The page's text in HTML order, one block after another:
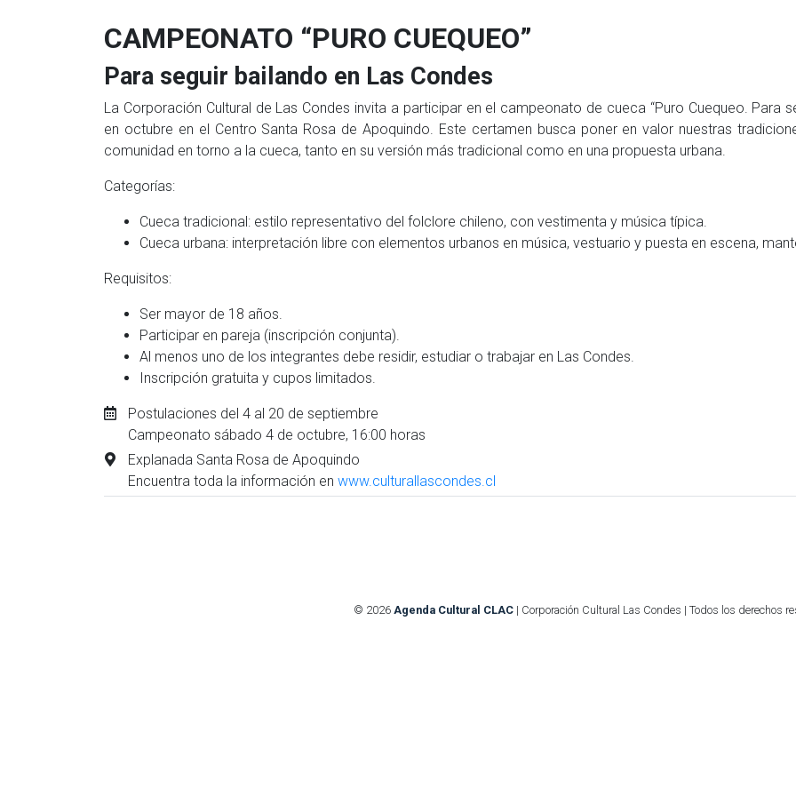
CAMPEONATO “PURO CUEQUEO”
Para seguir bailando en Las Condes
La Corporación Cultural de Las Condes invita a participar en el campeonato de cueca “Puro Cuequeo. Para
en octubre en el Centro Santa Rosa de Apoquindo. Este certamen busca poner en valor nuestras
comunidad en torno a la cueca, tanto en su versión más tradicional como en una propuesta urbana.
Categorías:
Cueca tradicional: estilo representativo del folclore chileno, con vestimenta y música típica.
Cueca urbana: interpretación libre con elementos urbanos en música, vestuario y puesta en escena,
Requisitos:
Ser mayor de 18 años.
Participar en pareja (inscripción conjunta).
Al menos uno de los integrantes debe residir, estudiar o trabajar en Las Condes.
Inscripción gratuita y cupos limitados.
Postulaciones del 4 al 20 de septiembre
Campeonato sábado 4 de octubre, 16:00 horas
Explanada Santa Rosa de Apoquindo
Encuentra toda la información enwww.culturallascondes.cl
© 2026 Agenda Cultural CLAC| Corporación Cultural Las Condes | Todos los derechos